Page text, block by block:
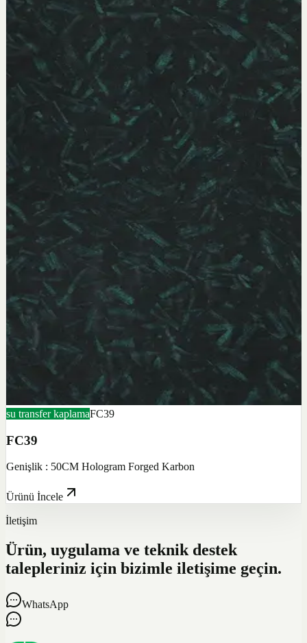
su transfer kaplamaFC39
FC39
Genişlik : 50CM Hologram Forged Karbon
Ürünü İncele
İletişim
Ürün, uygulama ve teknik destek
talepleriniz için bizimle iletişime geçin.
WhatsApp